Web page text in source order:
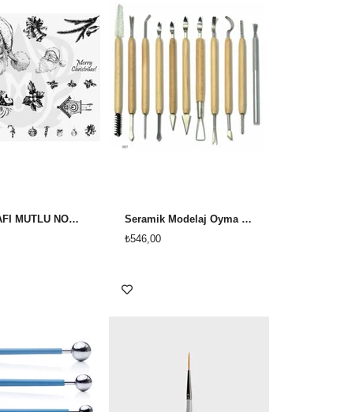
SERİGRAFİ MUTLU NOELLER DSS-0133
Seramik Modelaj Oyma Ve Temizleme Detay Seti 11'li
₺546,00